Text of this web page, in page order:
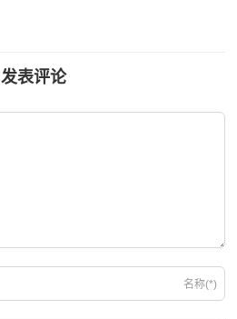
发表评论
名称(*)